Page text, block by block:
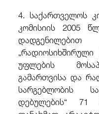
4. საქართველოს
კომისიის 2005
უფლების
გამართვისა და
სარგებლობის
დებულების“ 71